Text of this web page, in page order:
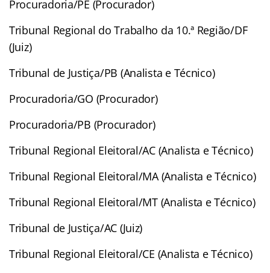
Procuradoria/PE (Procurador)
Tribunal Regional do Trabalho da 10.ª Região/DF
(Juiz)
Tribunal de Justiça/PB (Analista e Técnico)
Procuradoria/GO (Procurador)
Procuradoria/PB (Procurador)
Tribunal Regional Eleitoral/AC (Analista e Técnico)
Tribunal Regional Eleitoral/MA (Analista e Técnico)
Tribunal Regional Eleitoral/MT (Analista e Técnico)
Tribunal de Justiça/AC (Juiz)
Tribunal Regional Eleitoral/CE (Analista e Técnico)